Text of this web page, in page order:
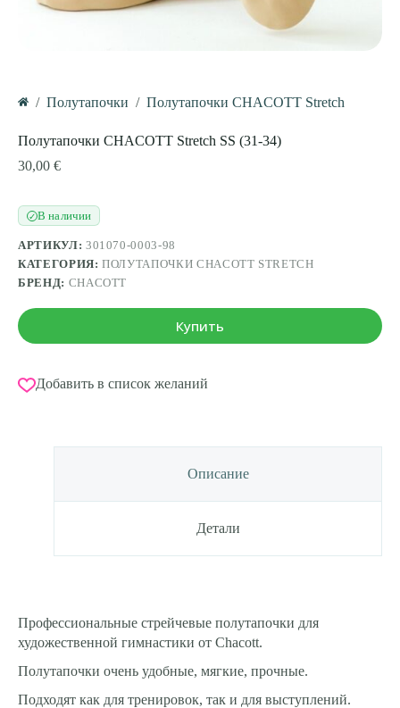
/ Полутапочки / Полутапочки CHACOTT Stretch
Полутапочки CHACOTT Stretch SS (31-34)
30,00 €
✓В наличии
АРТИКУЛ: 301070-0003-98
КАТЕГОРИЯ:ПОЛУТАПОЧКИ CHACOTT STRETCH
БРЕНД: CHACOTT
Купить
Добавить в список желаний
Описание
Детали
Профессиональные стрейчевые полутапочки для
художественной гимнастики от Chacott.
Полутапочки очень удобные, мягкие, прочные.
Подходят как для тренировок, так и для выступлений.